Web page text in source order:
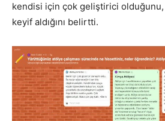
kendisi için çok geliştirici
keyif aldığını belirtti.